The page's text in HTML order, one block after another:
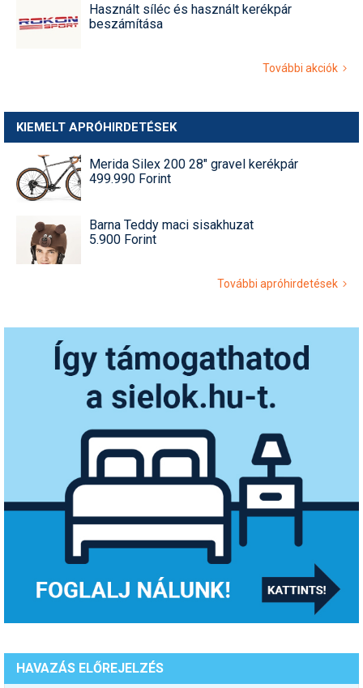
Használt síléc és használt kerékpár
beszámítása
További akciók
KIEMELT APRÓHIRDETÉSEK
Merida Silex 200 28" gravel kerékpár
499.990 Forint
Barna Teddy maci sisakhuzat
5.900 Forint
További apróhirdetések
HAVAZÁS ELŐREJELZÉS